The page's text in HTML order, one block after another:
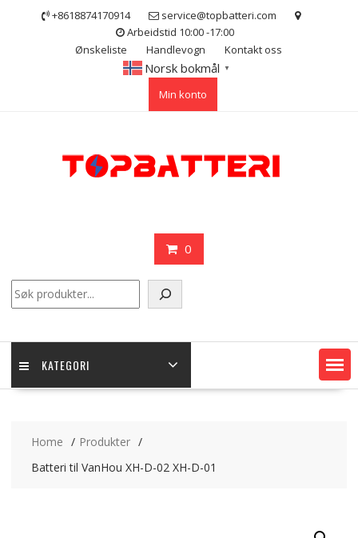
+8618874170914
service@topbatteri.com
Arbeidstid 10:00 -17:00
Ønskeliste
Handlevogn Kontakt oss
Norsk bokmål ▼
Min konto
0
KATEGORI
Home
Produkter
Batteri til VanHou XH-D-02 XH-D-01